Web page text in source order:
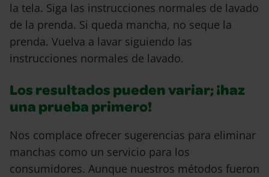
la tela. Siga las instrucciones normales de lavado
de la prenda. Si queda mancha, no seque la
prenda. Vuelva a lavar siguiendo las
instrucciones normales de lavado.
Los resultados pueden variar; ¡haz
una prueba primero!
Nos complace ofrecer sugerencias para eliminar
manchas como un servicio para los
consumidores. Aunque nuestros métodos fueron